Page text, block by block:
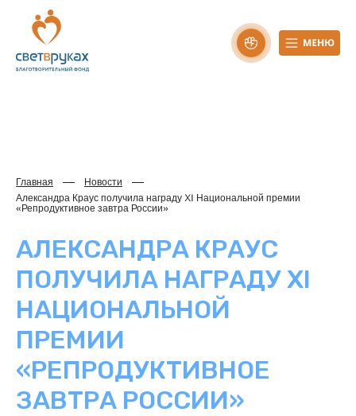
Главная
Новости
Александра Краус получила награду XI Национальной премии
«Репродуктивное завтра России»
АЛЕКСАНДРА КРАУС
ПОЛУЧИЛА НАГРАДУ XI
НАЦИОНАЛЬНОЙ
ПРЕМИИ
«РЕПРОДУКТИВНОЕ
ЗАВТРА РОССИИ»